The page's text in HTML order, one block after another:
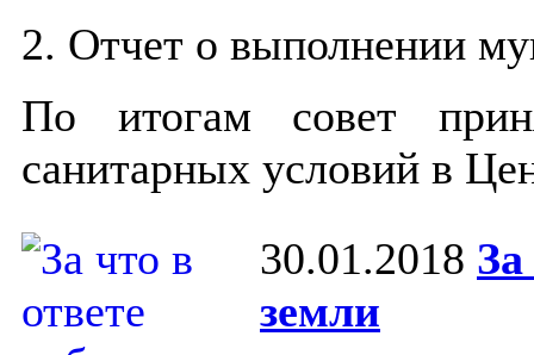
2. Отчет о выполнении
По итогам совет
санитарных условий в
30.01.2018
земли